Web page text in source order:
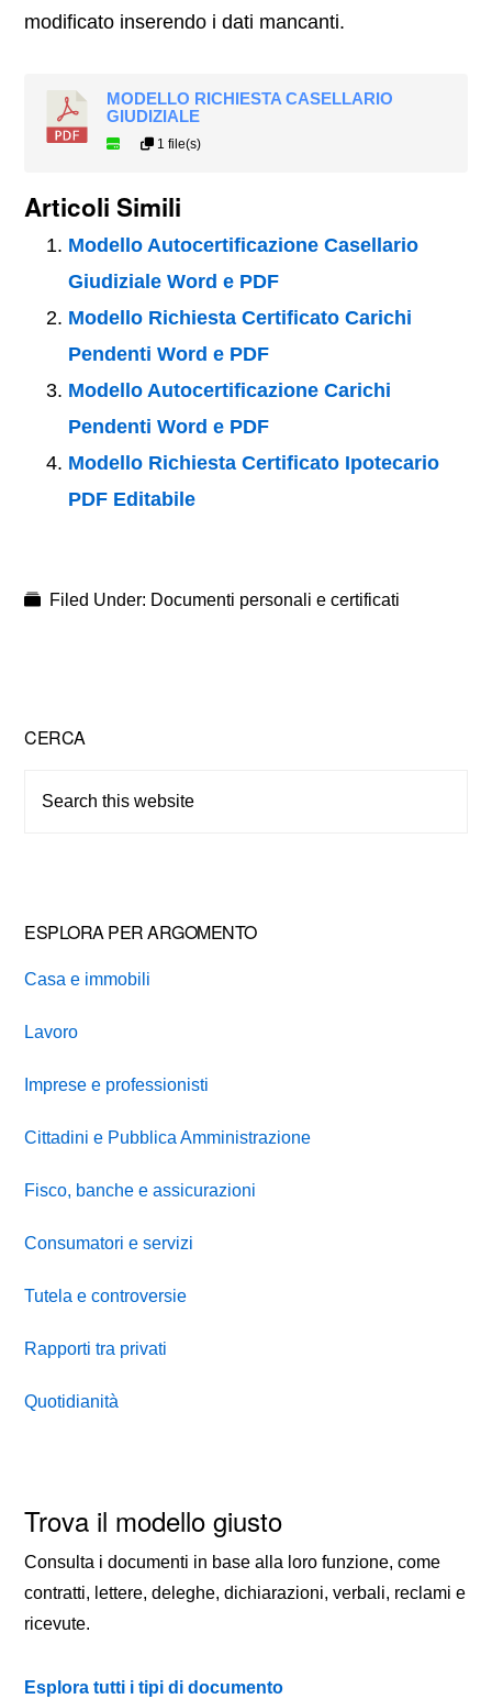
modificato inserendo i dati mancanti.
MODELLO RICHIESTA CASELLARIO
GIUDIZIALE
1 file(s)
Articoli Simili
Modello Autocertificazione Casellario
Giudiziale Word e PDF
Modello Richiesta Certificato Carichi
Pendenti Word e PDF
Modello Autocertificazione Carichi
Pendenti Word e PDF
Modello Richiesta Certificato Ipotecario
PDF Editabile
Filed Under: Documenti personali e certificati
Primary
Sidebar
CERCA
ESPLORA PER ARGOMENTO
Casa e immobili
Lavoro
Imprese e professionisti
Cittadini e Pubblica Amministrazione
Fisco, banche e assicurazioni
Consumatori e servizi
Tutela e controversie
Rapporti tra privati
Quotidianità
Trova il modello giusto
Consulta i documenti in base alla loro funzione, come
contratti, lettere, deleghe, dichiarazioni, verbali, reclami e
ricevute.
Esplora tutti i tipi di documento